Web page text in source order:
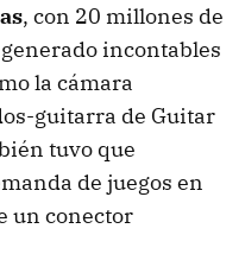
, con 20 millones de
incontables
la cámara
guitarra de Guitar
tuvo que
de juegos en
un conector